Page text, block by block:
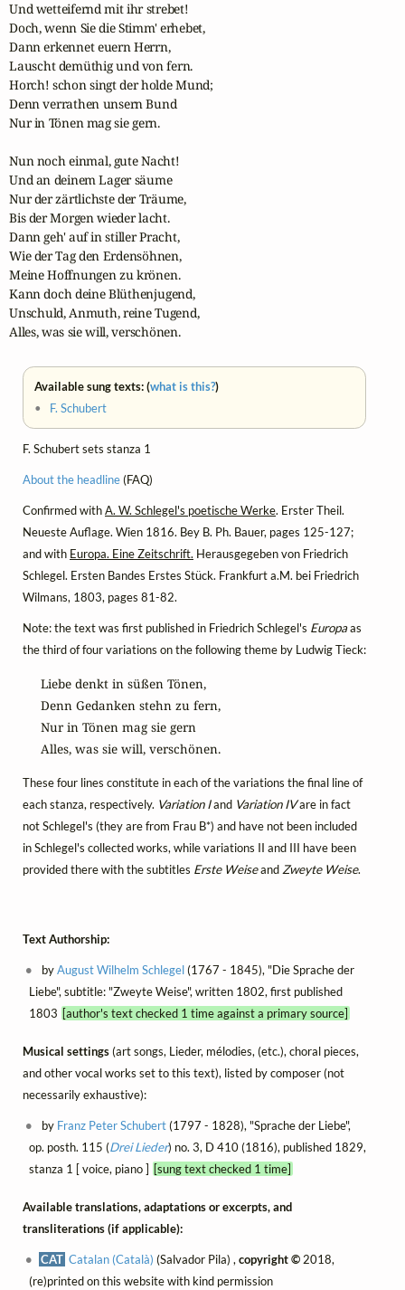
Und wetteifernd mit ihr strebet!
Doch, wenn Sie die Stimm' erhebet,
Dann erkennet euern Herrn,
Lauscht demüthig und von fern.
Horch! schon singt der holde Mund;
Denn verrathen unsern Bund
Nur in Tönen mag sie gern.
Nun noch einmal, gute Nacht!
Und an deinem Lager säume
Nur der zärtlichste der Träume,
Bis der Morgen wieder lacht.
Dann geh' auf in stiller Pracht,
Wie der Tag den Erdensöhnen,
Meine Hoffnungen zu krönen.
Kann doch deine Blüthenjugend,
Unschuld, Anmuth, reine Tugend,
Alles, was sie will, verschönen.
Available sung texts: (what is this?)
• F. Schubert
F. Schubert sets stanza 1
About the headline(FAQ)
Confirmed withA. W. Schlegel's poetische Werke. Erster Theil.
Neueste Auflage. Wien 1816. Bey B. Ph. Bauer, pages 125-127;
and with Europa. Eine Zeitschrift. Herausgegeben von Friedrich
Schlegel. Ersten Bandes Erstes Stück. Frankfurt a.M. bei Friedrich
Wilmans, 1803, pages 81-82.
Note: the text was first published in Friedrich Schlegel's Europaas
the third of four variations on the following theme by Ludwig Tieck:
Liebe denkt in süßen Tönen,
Denn Gedanken stehn zu fern,
Nur in Tönen mag sie gern
Alles, was sie will, verschönen.
These four lines constitute in each of the variations the final line of
each stanza, respectively. Variation Iand Variation IVare in fact
not Schlegel's (they are from Frau B*) and have not been included
in Schlegel's collected works, while variations II and III have been
provided there with the subtitles Erste Weiseand Zweyte Weise.
Text Authorship:
byAugust Wilhelm Schlegel(1767 - 1845), "Die Sprache der
Liebe", subtitle: "Zweyte Weise", written 1802, first published
1803 [author's text checked 1 time against a primary source]
Musical settings(art songs, Lieder, mélodies, (etc.), choral pieces,
and other vocal works set to this text), listed by composer (not
necessarily exhaustive):
by Franz Peter Schubert(1797 - 1828), "Sprache der Liebe",
op. posth. 115 (Drei Lieder) no. 3, D 410 (1816), published 1829,
stanza 1 [ voice, piano ] [sung text checked 1 time]
Available translations, adaptations or excerpts, and
transliterations (if applicable):
CAT Catalan (Català) (Salvador Pila) ,copyright ©2018,
(re)printed on this website with kind permission